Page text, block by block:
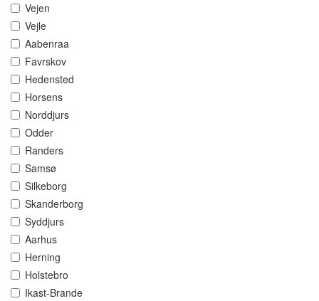
Vejen
Vejle
Aabenraa
Favrskov
Hedensted
Horsens
Norddjurs
Odder
Randers
Samsø
Silkeborg
Skanderborg
Syddjurs
Aarhus
Herning
Holstebro
Ikast-Brande